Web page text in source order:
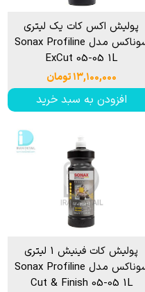
پولیش اکس کات یک لیتری
سوناکس مدل Sonax Profiline
ExCut 05-05 1L
۱۳,۱۰۰,۰۰۰ تومان
افزودن به سبد خرید
پولیش کات فینیش 1 لیتری
سوناکس مدل Sonax Profiline
Cut & Finish 05-05 1L